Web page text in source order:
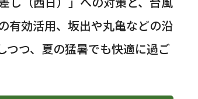
有効活用、坂出や丸亀などの沿
つつ、夏の猛暑でも快適に過ご